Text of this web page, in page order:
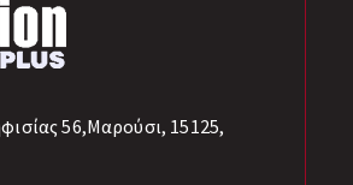
56,Μαρούσι, 15125,